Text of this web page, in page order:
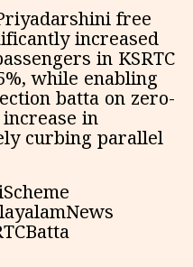
free
increased
in KSRTC
while enabling
batta on zero-
in
curbing parallel